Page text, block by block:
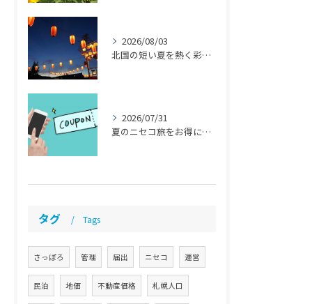
2026/08/03
北国の短い夏を熱く彩る！8月の注目イベント 【札幌 民泊 管理 運営代行】
2026/07/31
夏のニセコ旅をお得に「ニセコサマーパス」とは？ 【札幌 民泊 管理 運営代行】
タグ Tags
さっぽろ 管理 届出 ニセコ 運営
民泊 地価 不動産価格 札幌人口